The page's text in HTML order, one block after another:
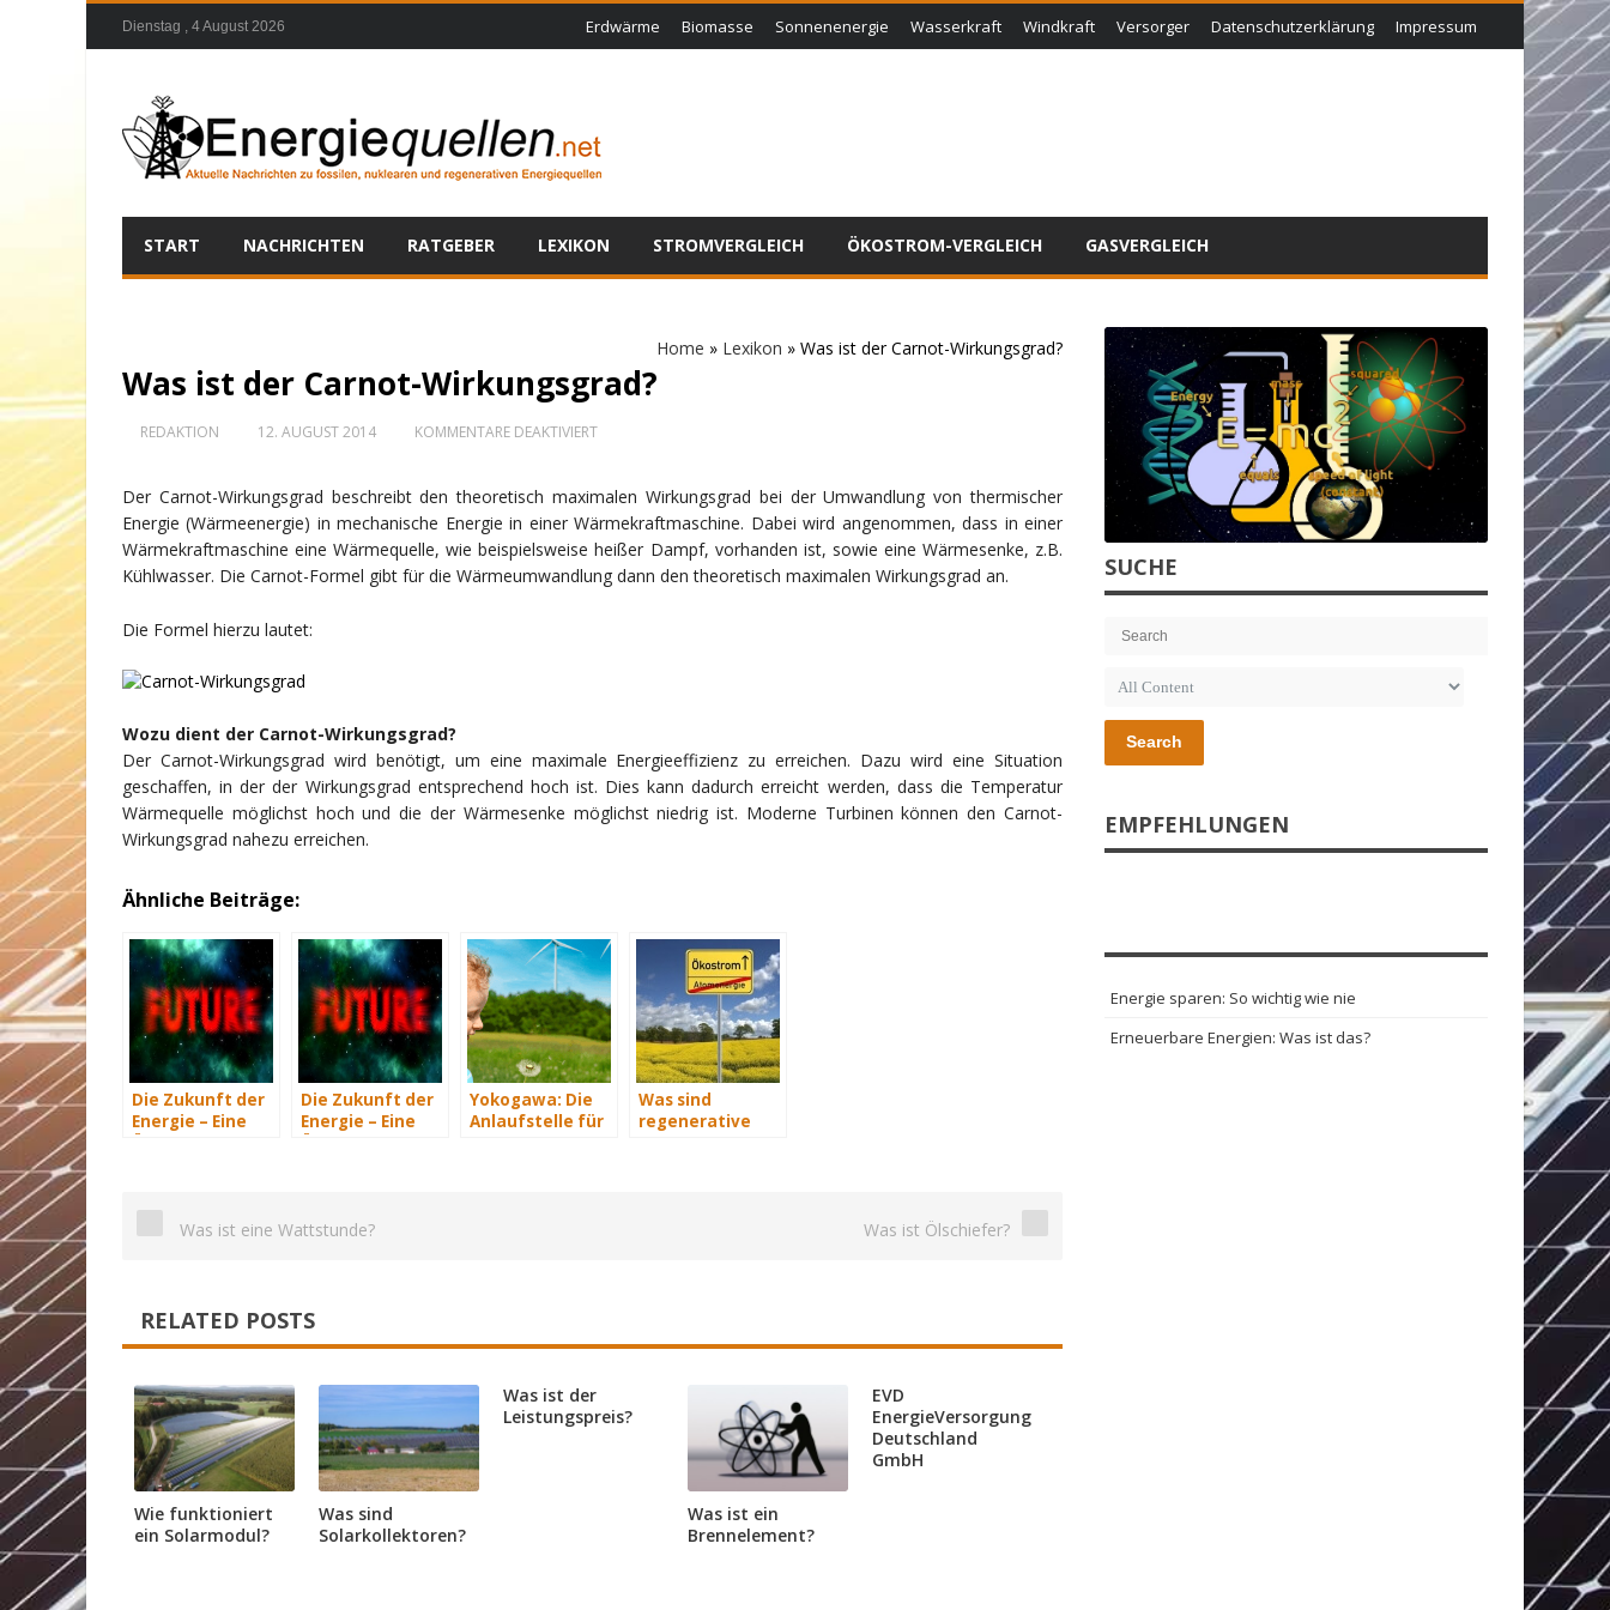
Dienstag , 4 August 2026 Erdwärme Biomasse Sonnenenergie Wasserkraft Windkraft Versorger Datenschutzerklärung Impressum
START NACHRICHTEN RATGEBER LEXIKON STROMVERGLEICH ÖKOSTROM-VERGLEICH GASVERGLEICH
Home » Lexikon » Was ist der Carnot-Wirkungsgrad?
Was ist der Carnot-Wirkungsgrad?
REDAKTION 12. AUGUST 2014 KOMMENTARE DEAKTIVIERTFÜR
DER
CARNOT-
WIRKUNGSGRAD?
Der Carnot-Wirkungsgrad beschreibt den theoretisch maximalen Wirkungsgrad bei der Umwandlung von thermischer
Energie (Wärmeenergie) in mechanische Energie in einer Wärmekraftmaschine. Dabei wird angenommen, dass in einer
Wärmekraftmaschine eine Wärmequelle, wie beispielsweise heißer Dampf, vorhanden ist, sowie eine Wärmesenke, z.B.
Kühlwasser. Die Carnot-Formel gibt für die Wärmeumwandlung dann den theoretisch maximalen Wirkungsgrad an.
Die Formel hierzu lautet:
Wozu dient der Carnot-Wirkungsgrad?
Der Carnot-Wirkungsgrad wird benötigt, um eine maximale Energieeffizienz zu erreichen. Dazu wird eine Situation
geschaffen, in der der Wirkungsgrad entsprechend hoch ist. Dies kann dadurch erreicht werden, dass die Temperatur
Wärmequelle möglichst hoch und die der Wärmesenke möglichst niedrig ist. Moderne Turbinen können den Carnot-
Wirkungsgrad nahezu erreichen.
Ähnliche Beiträge:
Die Zukunft der
Energie – Eine
Die Zukunft der
Energie – Eine
Yokogawa: Die
Anlaufstelle für
Was sind
regenerative
Was ist eine Wattstunde? Was ist Ölschiefer?
RELATED POSTS
Wie funktioniert
ein Solarmodul?
Was sind
Solarkollektoren?
Was ist der
Leistungspreis?
Was ist ein
Brennelement?
EVD
EnergieVersorgung
Deutschland
GmbH
SUCHE
Search
EMPFEHLUNGEN
Energie sparen: So wichtig wie nie
Erneuerbare Energien: Was ist das?